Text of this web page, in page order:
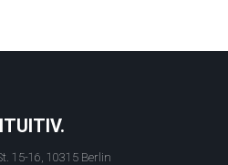
15-16, 10315 Berlin